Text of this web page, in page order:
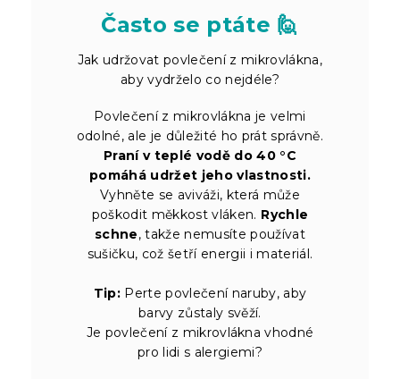
Často se ptáte 🙋
Jak udržovat povlečení z mikrovlákna,
aby vydrželo co nejdéle?
Povlečení z mikrovlákna je velmi
odolné, ale je důležité ho prát správně.
Praní v teplé vodě do 40 °C
pomáhá udržet jeho vlastnosti.
Vyhněte se aviváži, která může
poškodit měkkost vláken. Rychle
schne, takže nemusíte používat
sušičku, což šetří energii i materiál.
Tip: Perte povlečení naruby, aby
barvy zůstaly svěží.
Je povlečení z mikrovlákna vhodné
pro lidi s alergiemi?